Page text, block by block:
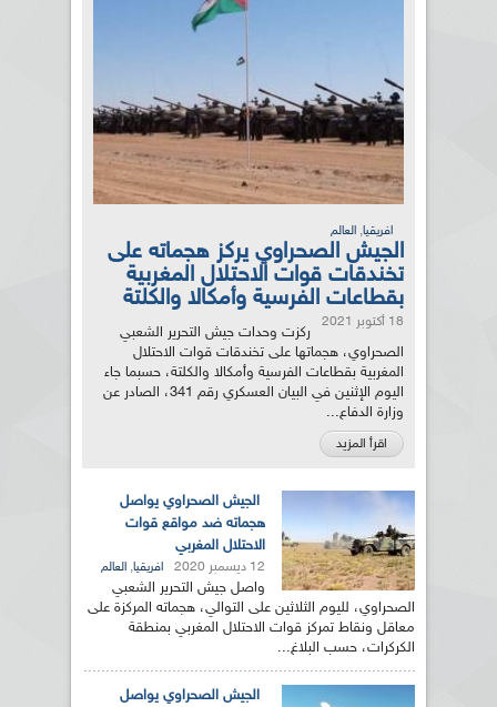
افريقيا, العالم
الجيش الصحراوي يركز هجماته على
تخندقات قوات الاحتلال المغربية
بقطاعات الفرسية وأمكالا والكلتة
18 أكتوبر 2021
ركزت وحدات جيش التحرير الشعبي
الصحراوي، هجماتها على تخندقات قوات الاحتلال
المغربية بقطاعات الفرسية وأمكالا والكلتة، حسبما جاء
اليوم الإثنين في البيان العسكري رقم 341، الصادر عن
وزارة الدفاع...
اقرأ المزيد
الجيش الصحراوي يواصل
هجماته ضد مواقع قوات
الاحتلال المغربي
12 ديسمبر 2020 افريقيا, العالم
واصل جيش التحرير الشعبي
الصحراوي، لليوم الثلاثين على التوالي، هجماته المركزة على
معاقل ونقاط تمركز قوات الاحتلال المغربي بمنطقة
الكركرات، حسب البلاغ...
الجيش الصحراوي يواصل